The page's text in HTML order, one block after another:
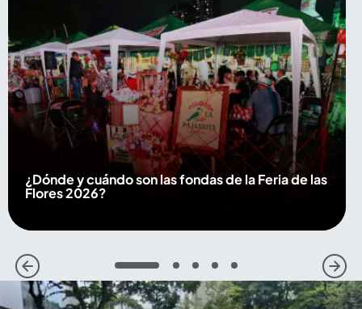
¿Dónde y cuándo son las fondas de la Feria de las
Flores 2026?
1 2 3 4 5